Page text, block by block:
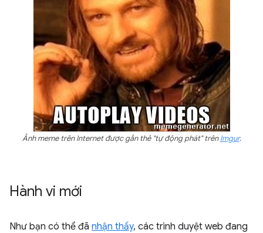
Ảnh meme trên Internet được gắn thẻ "tự động phát" trênImgur.
Hành vi mới
Như bạn có thể đã nhận thấy, các trình duyệt web đang